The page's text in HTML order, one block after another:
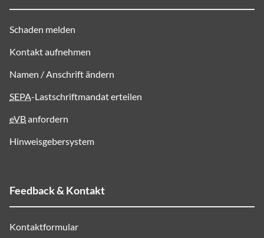
Schaden melden
Kontakt aufnehmen
Namen / Anschrift ändern
SEPA-Lastschriftmandat erteilen
eVBanfordern
Hinweisgebersystem
Feedback & Kontakt
Kontaktformular